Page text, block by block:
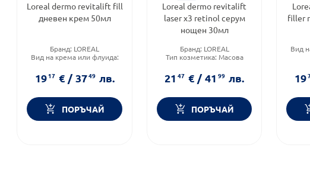
Loreal dermo revitalift fill
дневен крем 50мл
Бранд: LOREAL
Вид на крема или флуида:
Тип козметика:Масова
козметика
1917 € / 3749 лв.
ПОРЪЧАЙ
Loreal dermo revitalift
laser x3 retinol серум
нощен 30мл
Бранд: LOREAL
Тип козметика: Масова
Форма на продукта:
2147 € / 4199 лв.
ПОРЪЧАЙ
filler
Вид
19